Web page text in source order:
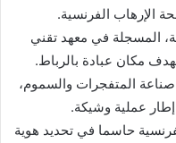
الإرهاب الفرنسية.
المسجلة في معهد تقني
مكان عبادة بالرباط.
المتفجرات والسموم،
عملية وشيكة.
حاسما في تحديد هوية